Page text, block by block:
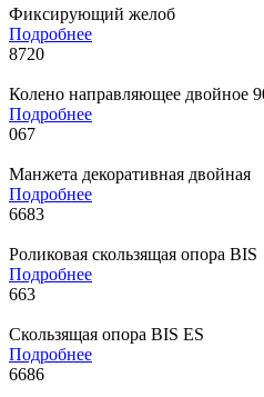
Фиксирующий желоб
Подробнее
8720
Колено направляющее двойное
Подробнее
067
Манжета декоративная двойная
Подробнее
6683
Роликовая скользящая опора BIS
Подробнее
663
Скользящая опора BIS ES
Подробнее
6686